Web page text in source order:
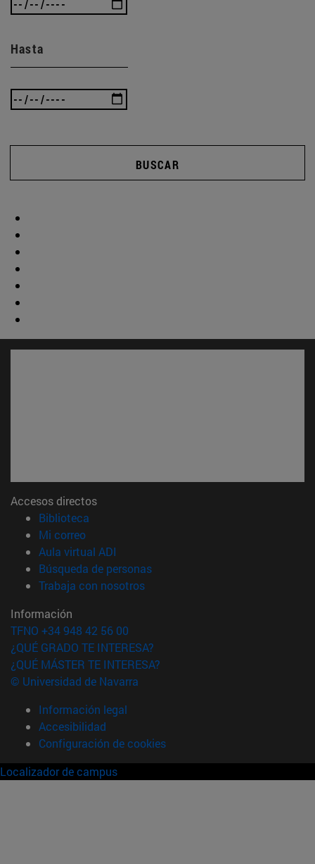
Hasta
BUSCAR
Accesos directos
Biblioteca
Mi correo(abre en nueva ventana)
Aula virtual ADI
Búsqueda de personas(abre en nueva ventana)
Trabaja con nosotros(abre en nueva ventana)
Información
TFNO +34 948 42 56 00
¿QUÉ GRADO TE INTERESA?
¿QUÉ MÁSTER TE INTERESA?
© Universidad de Navarra
Información legal
Accesibilidad
Configuración de cookies
Localizador de campus